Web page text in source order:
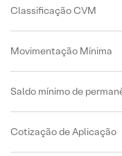
Classificação CVM
Movimentação Mínima
Saldo mínimo de
Cotização de Aplicação